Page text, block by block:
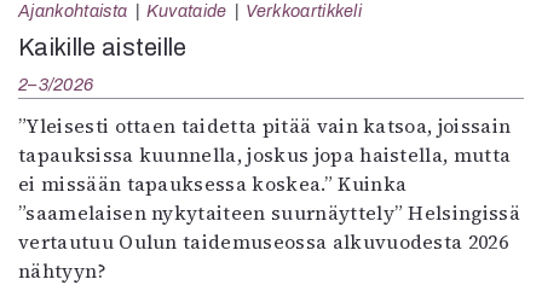
Ajankohtaista Kuvataide Verkkoartikkeli
Kaikille aisteille
2–3/2026
”Yleisesti ottaen taidetta pitää vain katsoa, joissain
tapauksissa kuunnella, joskus jopa haistella, mutta
ei missään tapauksessa koskea.” Kuinka
”saamelaisen nykytaiteen suurnäyttely” Helsingissä
vertautuu Oulun taidemuseossa alkuvuodesta 2026
nähtyyn?